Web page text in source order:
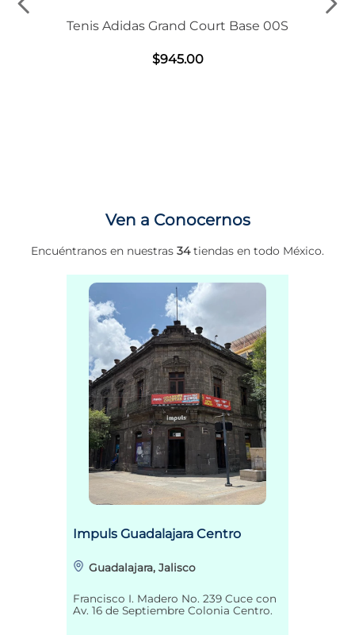
Tenis Adidas Grand Court Base 00S
$945.00
Ven a Conocernos
Encuéntranos en nuestras 34tiendas en todo México.
Impuls Guadalajara Centro
Guadalajara, Jalisco
Francisco I. Madero No. 239 Cuce con
Av. 16 de Septiembre Colonia Centro.